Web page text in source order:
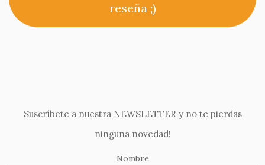
reseña ;)
Suscríbete a nuestra NEWSLETTER y no te pierdas
ninguna novedad!
Nombre